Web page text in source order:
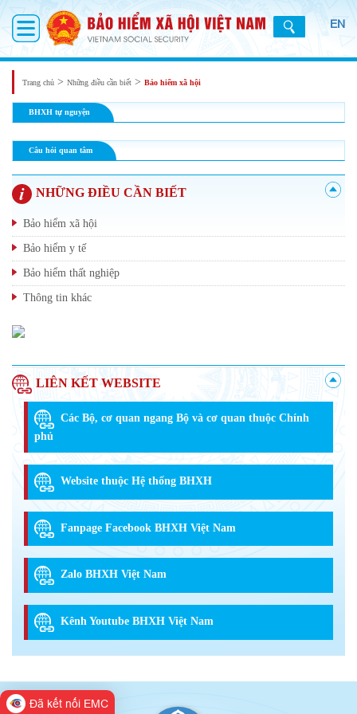
EN
Trang chủ > Những điều cần biết > Bảo hiểm xã hội
BHXH tự nguyện
Câu hỏi quan tâm
NHỮNG ĐIỀU CẦN BIẾT
Bảo hiểm xã hội
Bảo hiểm y tế
Bảo hiểm thất nghiệp
Thông tin khác
LIÊN KẾT WEBSITE
Các Bộ, cơ quan ngang Bộ và cơ quan thuộc Chính
phủ
Website thuộc Hệ thống BHXH
Fanpage Facebook BHXH Việt Nam
Zalo BHXH Việt Nam
Kênh Youtube BHXH Việt Nam
Đã kết nối EMC